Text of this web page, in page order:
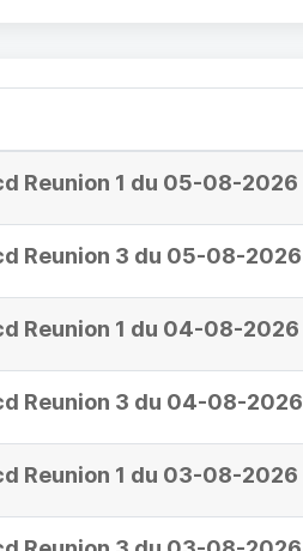
Reunion 1 du 05-08-2026
Reunion 3 du 05-08-2026
Reunion 1 du 04-08-2026
Reunion 3 du 04-08-2026
Reunion 1 du 03-08-2026